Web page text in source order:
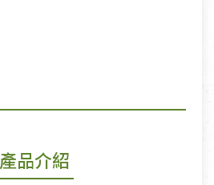
產品介紹